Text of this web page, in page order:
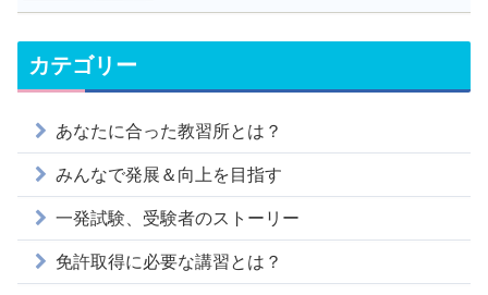
カテゴリー
あなたに合った教習所とは？
みんなで発展＆向上を目指す
一発試験、受験者のストーリー
免許取得に必要な講習とは？